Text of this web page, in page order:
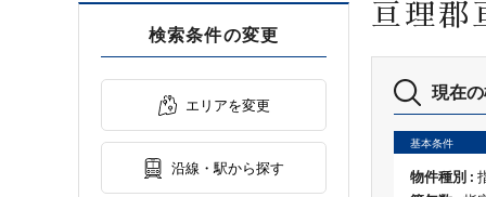
検索条件の変更
エリアを変更
沿線・駅から探す
亘理郡
現在
基本条件
物件種別 :